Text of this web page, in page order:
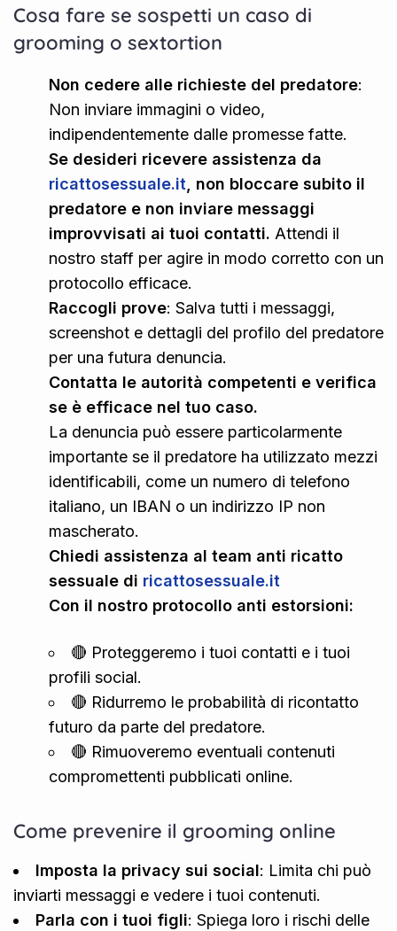
Cosa fare se sospetti un caso di
grooming o sextortion
Non cedere alle richieste del predatore:
Non inviare immagini o video,
indipendentemente dalle promesse fatte.
Se desideri ricevere assistenza da
ricattosessuale.it, non bloccare subito il
predatore e non inviare messaggi
improvvisati ai tuoi contatti. Attendi il
nostro staff per agire in modo corretto con un
protocollo efficace.
Raccogli prove: Salva tutti i messaggi,
screenshot e dettagli del profilo del predatore
per una futura denuncia.
Contatta le autorità competenti e verifica
se è efficace nel tuo caso.
La denuncia può essere particolarmente
importante se il predatore ha utilizzato mezzi
identificabili, come un numero di telefono
italiano, un IBAN o un indirizzo IP non
mascherato.
Chiedi assistenza al team anti ricatto
sessuale di ricattosessuale.it
Con il nostro protocollo anti estorsioni:
🔴 Proteggeremo i tuoi contatti e i tuoi
profili social.
🔴 Ridurremo le probabilità di ricontatto
futuro da parte del predatore.
🔴 Rimuoveremo eventuali contenuti
compromettenti pubblicati online.
Come prevenire il grooming online
Imposta la privacy sui social: Limita chi può
inviarti messaggi e vedere i tuoi contenuti.
Parla con i tuoi figli: Spiega loro i rischi delle